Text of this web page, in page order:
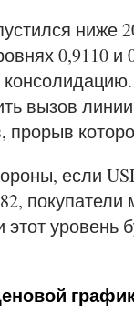
ниже
0,9110 и
вызов
если
этот